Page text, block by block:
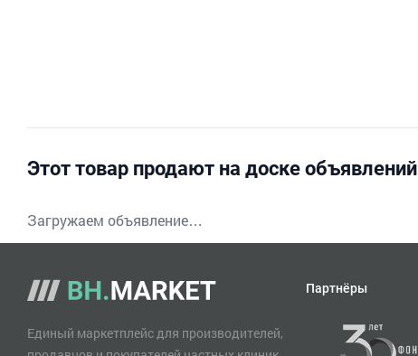
Этот товар продают на доске объявлений
Загружаем объявление…
Единый маркетплейс для производителей,
Партнёры